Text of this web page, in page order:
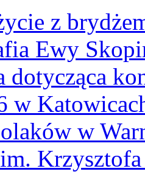
z
Ewy
dotycząca
w
w
Krzysztofa